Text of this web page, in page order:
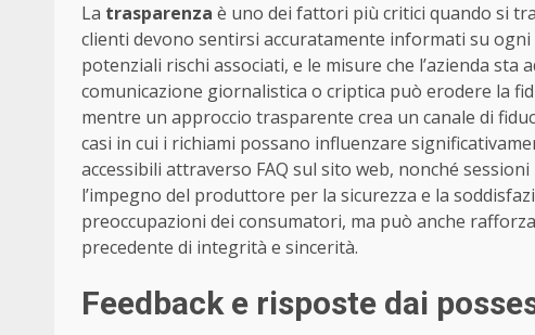
La trasparenza è uno dei fattori più critici quando si
clienti devono sentirsi accuratamente informati su
potenziali rischi associati, e le misure che l’azienda
comunicazione giornalistica o criptica può erodere la
mentre un approccio trasparente crea un canale di
casi in cui i richiami possano influenzare
accessibili attraverso FAQ sul sito web, nonché
l’impegno del produttore per la sicurezza e la
preoccupazioni dei consumatori, ma può anche
precedente di integrità e sincerità.
Feedback e risposte dai